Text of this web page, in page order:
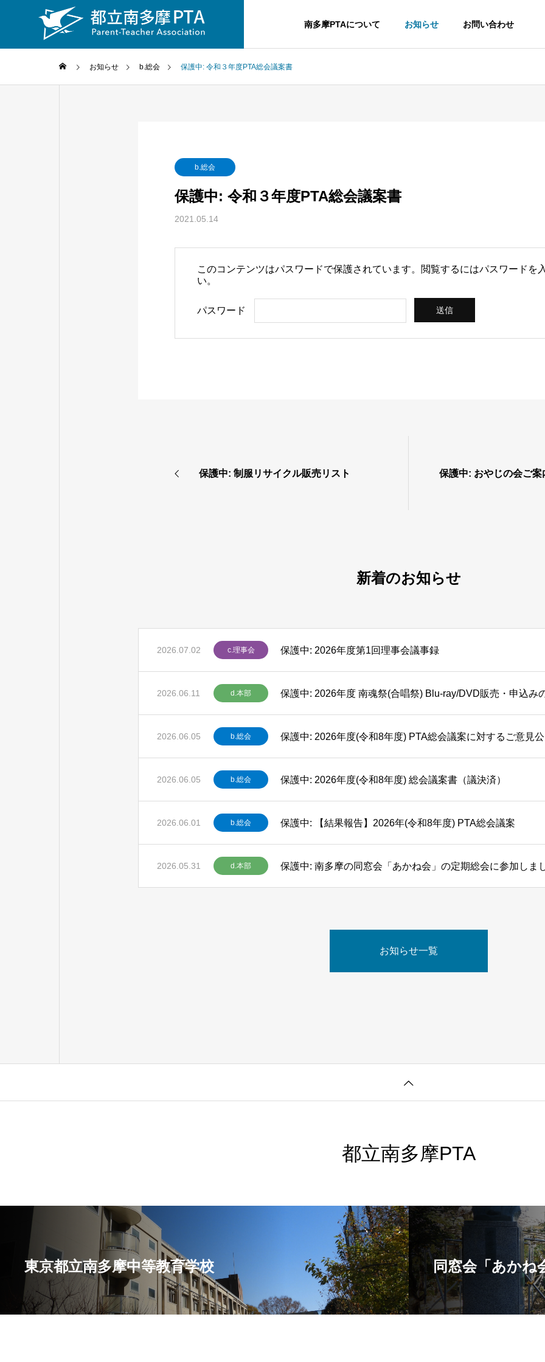
南多摩PTAについて お知らせ お問い合わせ
お知らせ b.総会 保護中: 令和３年度PTA総会議案書
b.総会
保護中: 令和３年度PTA総会議案書
2021.05.14
このコンテンツはパスワードで保護されています。閲覧するにはパスワードを
い。
パスワード
保護中: 制服リサイクル販売リスト 保護中: おやじの会ご案
新着のお知らせ
2026.07.02 c.理事会 保護中: 2026年度第1回理事会議事録
2026.06.11 d.本部 保護中: 2026年度 南魂祭(合唱祭) Blu-ray/DVD販売・申込み
2026.06.05 b.総会 保護中: 2026年度(令和8年度) PTA総会議案に対するご意見
2026.06.05 b.総会 保護中: 2026年度(令和8年度) 総会議案書（議決済）
2026.06.01 b.総会 保護中: 【結果報告】2026年(令和8年度) PTA総会議案
2026.05.31 d.本部 保護中: 南多摩の同窓会「あかね会」の定期総会に参加しま
お知らせ一覧
都立南多摩PTA
東京都立南多摩中等教育学校 同窓会「あかね